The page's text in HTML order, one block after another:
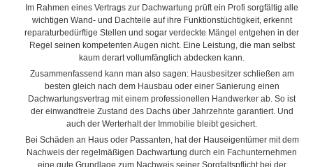
Im Rahmen eines Vertrags zur Dachwartung prüft ein Profi sorgfältig alle
wichtigen Wand- und Dachteile auf ihre Funktionstüchtigkeit, erkennt
reparaturbedürftige Stellen und sogar verdeckte Mängel entgehen in der
Regel seinen kompetenten Augen nicht. Eine Leistung, die man selbst
kaum derart vollumfänglich abdecken kann.
Zusammenfassend kann man also sagen: Hausbesitzer schließen am
besten gleich nach dem Hausbau oder einer Sanierung einen
Dachwartungsvertrag mit einem professionellen Handwerker ab. So ist
der einwandfreie Zustand des Dachs über Jahrzehnte garantiert. Und
auch der Werterhalt der Immobilie bleibt gesichert.
Bei Schäden an Haus oder Passanten, hat der Hauseigentümer mit dem
Nachweis der regelmäßigen Dachwartung durch ein Fachunternehmen
eine gute Grundlage zum Nachweis seiner Sorgfaltspflicht bei der